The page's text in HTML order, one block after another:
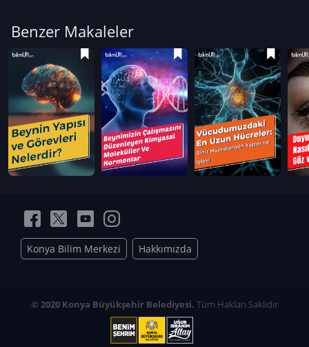
Benzer Makaleler
Konya Bilim Merkezi Hakkımızda
© 2020 Konya Büyükşehir Belediyesi. Tüm Hakları Saklıdır